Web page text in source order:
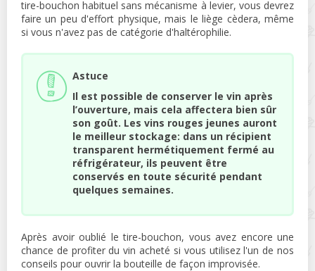
tire-bouchon habituel sans mécanisme à levier, vous devrez
faire un peu d'effort physique, mais le liège cèdera, même
si vous n'avez pas de catégorie d'haltérophilie.
Astuce
Il est possible de conserver le vin après
l’ouverture, mais cela affectera bien sûr
son goût. Les vins rouges jeunes auront
le meilleur stockage: dans un récipient
transparent hermétiquement fermé au
réfrigérateur, ils peuvent être
conservés en toute sécurité pendant
quelques semaines.
Après avoir oublié le tire-bouchon, vous avez encore une
chance de profiter du vin acheté si vous utilisez l'un de nos
conseils pour ouvrir la bouteille de façon improvisée.